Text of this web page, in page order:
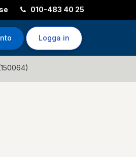
010-483 40 25
Logga in